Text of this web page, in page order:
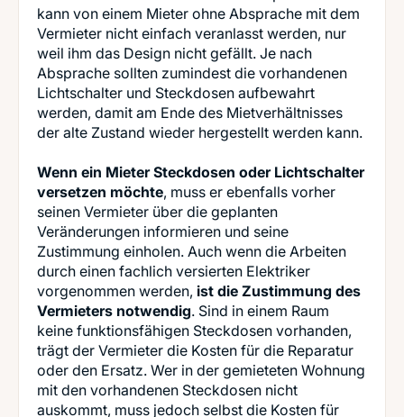
kann von einem Mieter ohne Absprache mit dem
Vermieter nicht einfach veranlasst werden, nur
weil ihm das Design nicht gefällt. Je nach
Absprache sollten zumindest die vorhandenen
Lichtschalter und Steckdosen aufbewahrt
werden, damit am Ende des Mietverhältnisses
der alte Zustand wieder hergestellt werden kann.
Wenn ein Mieter Steckdosen oder Lichtschalter
versetzen möchte, muss er ebenfalls vorher
seinen Vermieter über die geplanten
Veränderungen informieren und seine
Zustimmung einholen. Auch wenn die Arbeiten
durch einen fachlich versierten Elektriker
vorgenommen werden, ist die Zustimmung des
Vermieters notwendig. Sind in einem Raum
keine funktionsfähigen Steckdosen vorhanden,
trägt der Vermieter die Kosten für die Reparatur
oder den Ersatz. Wer in der gemieteten Wohnung
mit den vorhandenen Steckdosen nicht
auskommt, muss jedoch selbst die Kosten für